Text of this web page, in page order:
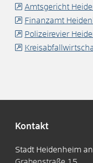
Amtsgericht
Finanzamt
Polizeirevier
Kontakt
Stadt Heidenheim